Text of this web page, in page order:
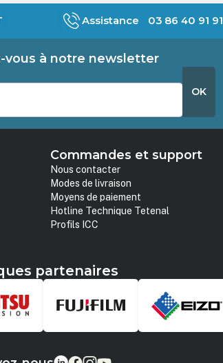
Assistance 03 86 40 91 91
vous à notre newsletter
OK
Commandes et support
Nous contacter
Modes de livraison
Moyens de paiement
Hotline Technique Tetenal
Profils ICC
partenaires